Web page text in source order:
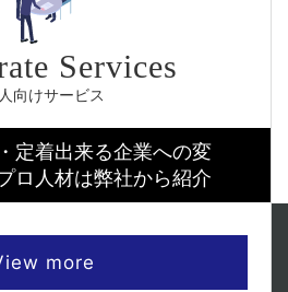
向けサービス
定着出来る企業への変
ロ人材は弊社から紹介
more